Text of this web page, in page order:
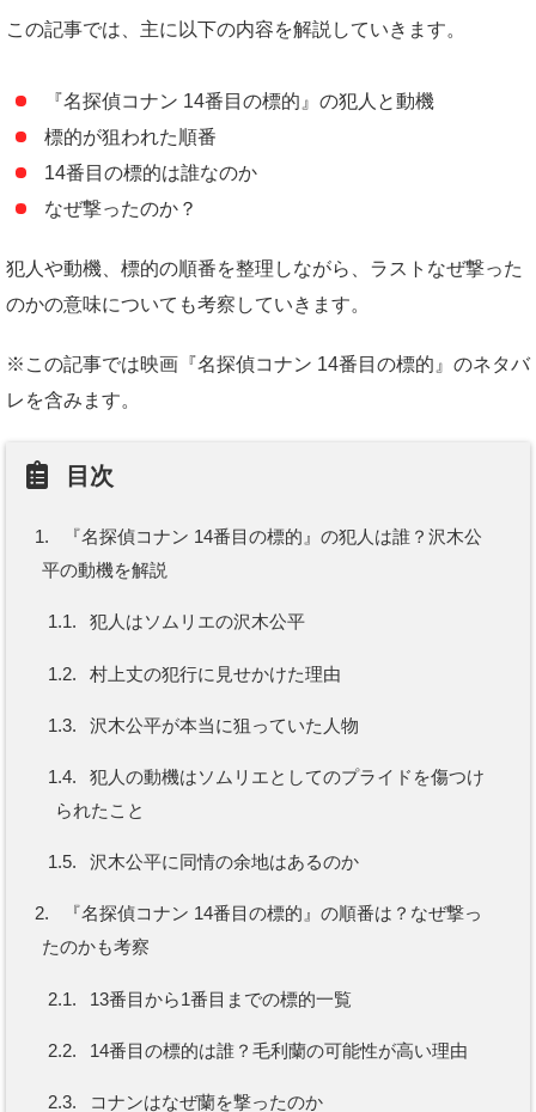
この記事では、主に以下の内容を解説していきます。
『名探偵コナン 14番目の標的』の犯人と動機
標的が狙われた順番
14番目の標的は誰なのか
なぜ撃ったのか？
犯人や動機、標的の順番を整理しながら、ラストなぜ撃った
のかの意味についても考察していきます。
※この記事では映画『名探偵コナン 14番目の標的』のネタバ
レを含みます。
目次
1.
『名探偵コナン 14番目の標的』の犯人は誰？沢木公
平の動機を解説
1.1. 犯人はソムリエの沢木公平
1.2. 村上丈の犯行に見せかけた理由
1.3. 沢木公平が本当に狙っていた人物
1.4.
犯人の動機はソムリエとしてのプライドを傷つけ
られたこと
1.5. 沢木公平に同情の余地はあるのか
2.
『名探偵コナン 14番目の標的』の順番は？なぜ撃っ
たのかも考察
2.1. 13番目から1番目までの標的一覧
2.2. 14番目の標的は誰？毛利蘭の可能性が高い理由
2.3. コナンはなぜ蘭を撃ったのか